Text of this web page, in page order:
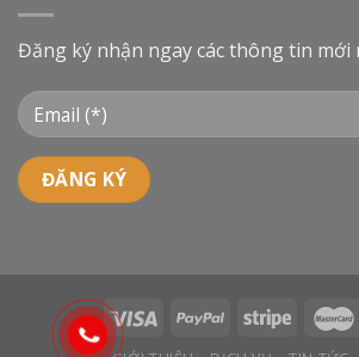
nghiệp
trò
của
với
Đăng ký nhận ngay các thông tin